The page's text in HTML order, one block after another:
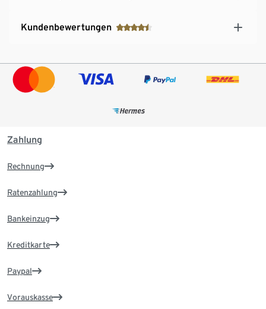
Kundenbewertungen
Zahlung
Rechnung
Ratenzahlung
Bankeinzug
Kreditkarte
Paypal
Vorauskasse